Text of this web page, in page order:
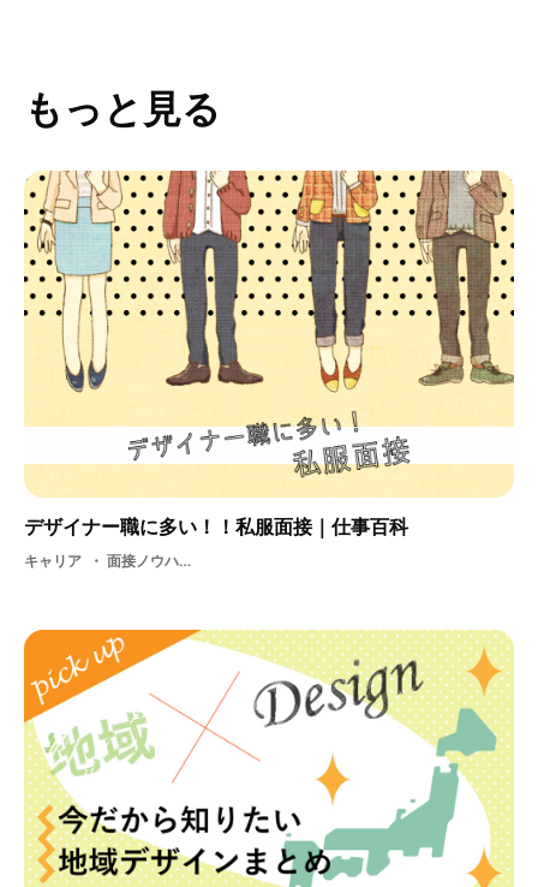
もっと見る
デザイナー職に多い！！私服面接｜仕事百科
キャリア 面接ノウハウ・ 就活・ 学生・ 採用・ 面接